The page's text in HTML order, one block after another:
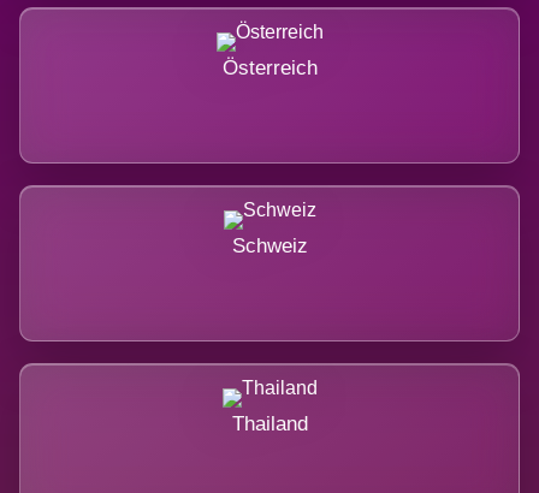
Österreich
Schweiz
Thailand